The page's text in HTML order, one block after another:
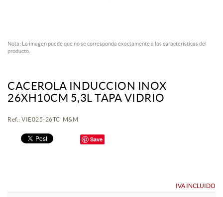
Nota: La imagen puede que no se corresponda exactamente a las características del
producto.
CACEROLA INDUCCION INOX
26XH10CM 5,3L TAPA VIDRIO
Ref.: VIE025-26TC M&M
Save
IVA INCLUIDO